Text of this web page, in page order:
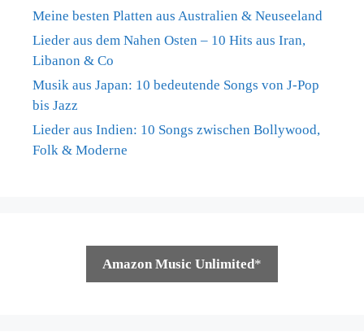
Meine besten Platten aus Australien & Neuseeland
Lieder aus dem Nahen Osten – 10 Hits aus Iran,
Libanon & Co
Musik aus Japan: 10 bedeutende Songs von J-Pop
bis Jazz
Lieder aus Indien: 10 Songs zwischen Bollywood,
Folk & Moderne
Amazon Music Unlimited*